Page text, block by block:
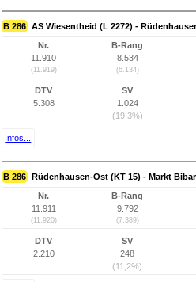
B 286 AS Wiesentheid (L 2272) -
Nr.
11.910
(11.919)
B-Rang
8.534
(6.134)
DTV
5.308
SV
1.024
(19,3%)
Infos...
B 286 Rüdenhausen-Ost (KT 15) - Markt
Nr.
11.911
(11.920)
B-Rang
9.792
(7.389)
DTV
2.210
SV
248
(11,2%)